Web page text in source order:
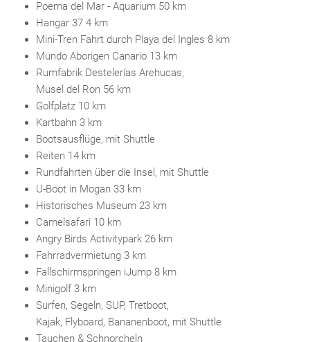
Poema del Mar - Aquarium 50 km
Hangar 37 4 km
Mini-Tren Fahrt durch Playa del Ingles 8 km
Mundo Aborigen Canario 13 km
Rumfabrik Destelerías Arehucas,
Musel del Ron 56 km
Golfplatz 10 km
Kartbahn 3 km
Bootsausflüge, mit Shuttle
Reiten 14 km
Rundfahrten über die Insel, mit Shuttle
U-Boot in Mogan 33 km
Historisches Museum 23 km
Camelsafari 10 km
Angry Birds Activitypark 26 km
Fahrradvermietung 3 km
Fallschirmspringen iJump 8 km
Minigolf 3 km
Surfen, Segeln, SUP, Tretboot,
Kajak, Flyboard, Bananenboot, mit Shuttle
Tauchen & Schnorcheln